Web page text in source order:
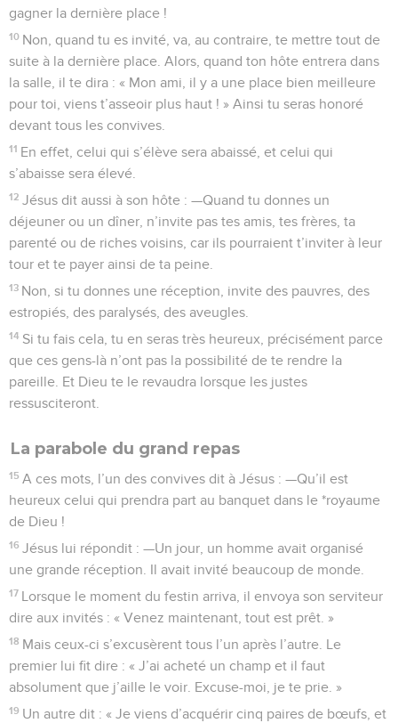
gagner la dernière place !
10 Non, quand tu es invité, va, au contraire, te mettre tout de
suite à la dernière place. Alors, quand ton hôte entrera dans
la salle, il te dira : « Mon ami, il y a une place bien meilleure
pour toi, viens t’asseoir plus haut ! » Ainsi tu seras honoré
devant tous les convives.
11 En effet, celui qui s’élève sera abaissé, et celui qui
s’abaisse sera élevé.
12 Jésus dit aussi à son hôte : —Quand tu donnes un
déjeuner ou un dîner, n’invite pas tes amis, tes frères, ta
parenté ou de riches voisins, car ils pourraient t’inviter à leur
tour et te payer ainsi de ta peine.
13 Non, si tu donnes une réception, invite des pauvres, des
estropiés, des paralysés, des aveugles.
14 Si tu fais cela, tu en seras très heureux, précisément parce
que ces gens-là n’ont pas la possibilité de te rendre la
pareille. Et Dieu te le revaudra lorsque les justes
ressusciteront.
La parabole du grand repas
15 A ces mots, l’un des convives dit à Jésus : —Qu’il est
heureux celui qui prendra part au banquet dans le *royaume
de Dieu !
16 Jésus lui répondit : —Un jour, un homme avait organisé
une grande réception. Il avait invité beaucoup de monde.
17 Lorsque le moment du festin arriva, il envoya son serviteur
dire aux invités : « Venez maintenant, tout est prêt. »
18 Mais ceux-ci s’excusèrent tous l’un après l’autre. Le
premier lui fit dire : « J’ai acheté un champ et il faut
absolument que j’aille le voir. Excuse-moi, je te prie. »
19 Un autre dit : « Je viens d’acquérir cinq paires de bœufs, et